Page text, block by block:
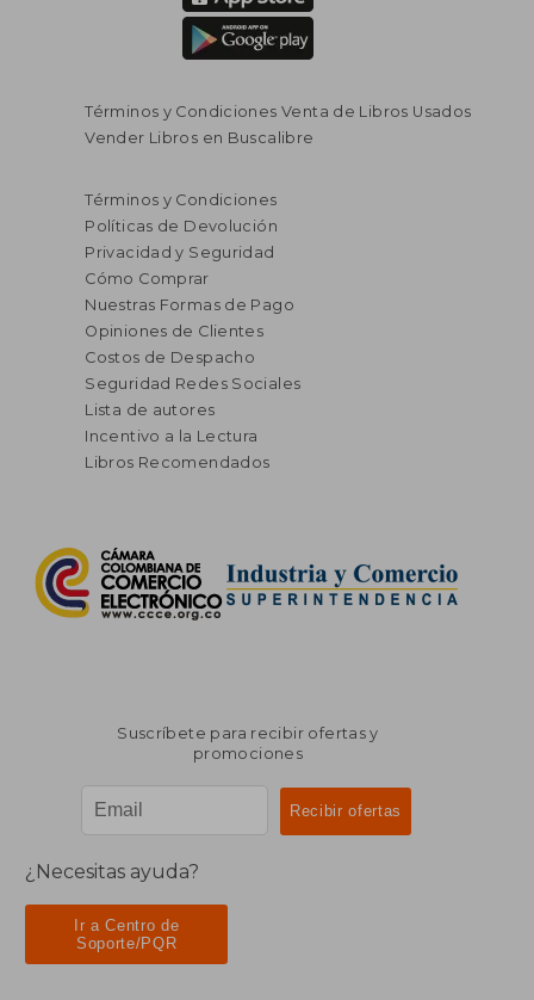
45% $ 146.002
Términos y Condiciones Venta de Libros Usados
Vender Libros en Buscalibre
Términos y Condiciones
Políticas de Devolución
Privacidad y Seguridad
Cómo Comprar
Nuestras Formas de Pago
Opiniones de Clientes
Costos de Despacho
Seguridad Redes Sociales
Lista de autores
Incentivo a la Lectura
Libros Recomendados
Suscríbete para recibir ofertas y
promociones
¿Necesitas ayuda?
Ir a Centro de
Soporte/PQR